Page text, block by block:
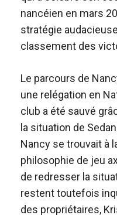
nancéien en mars
stratégie
classement des
Le parcours de
une relégation en
club a été sauvé
la situation de
Nancy se trouvait à
philosophie de jeu
de redresser la
restent toutefois
des propriétaires,